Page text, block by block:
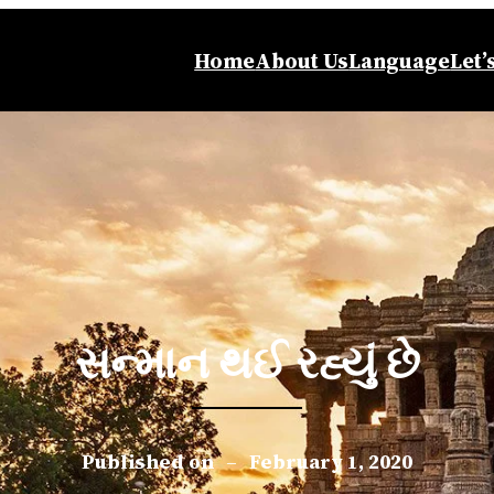
HomeAbout UsLanguage
સન્માન થઈ રહ્યું છે
Published on – February 1, 2020